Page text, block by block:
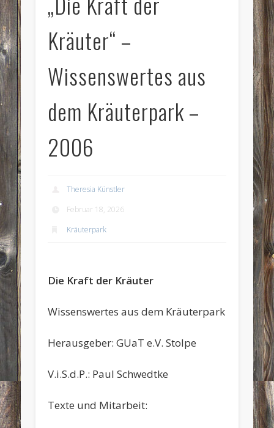
Kräuter“ –
Wissenswertes aus
dem Kräuterpark –
2006
Theresia Künstler
Februar 18, 2026
Kräuterpark
Die Kraft der Kräuter
Wissenswertes aus dem Kräuterpark
Herausgeber: GUaT e.V. Stolpe
V.i.S.d.P.: Paul Schwedtke
Texte und Mitarbeit: